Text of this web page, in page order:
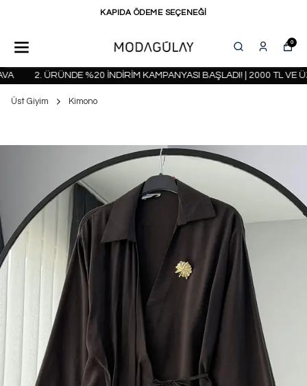
KAPIDA ÖDEME SEÇENEĞİ
0
2. ÜRÜNDE %20 İNDİRİM KAMPANYASI BAŞLADI! | 2000 TL VE
Üst Giyim Kimono